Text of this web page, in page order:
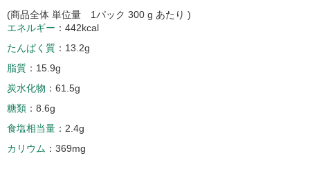
(商品全体 単位量 1パック 300 g あたり )
エネルギー
442kcal
たんぱく質
13.2g
脂質
15.9g
炭水化物
61.5g
糖類
8.6g
食塩相当量
2.4g
カリウム
369mg